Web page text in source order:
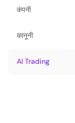
कंपनी
कानूनी
AI Trading